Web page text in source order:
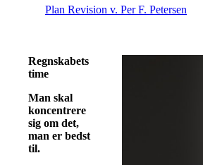
Plan Revision v. Per F. Petersen
Regnskabets
time
Man skal
koncentrere
sig om det,
man er bedst
til.